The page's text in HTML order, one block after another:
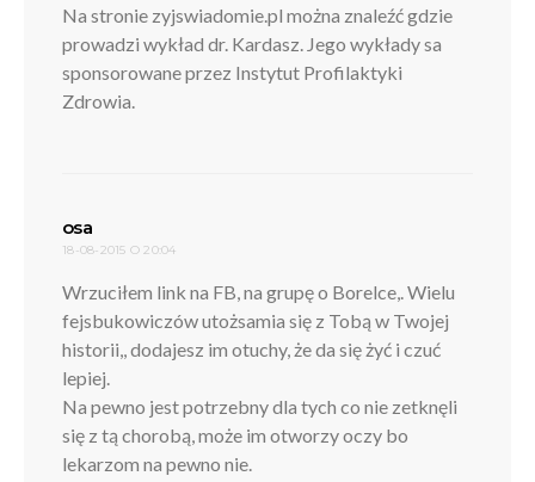
Na stronie zyjswiadomie.pl można znaleźć gdzie
prowadzi wykład dr. Kardasz. Jego wykłady sa
sponsorowane przez Instytut Profilaktyki
Zdrowia.
osa
18-08-2015 O 20:04
Wrzuciłem link na FB, na grupę o Borelce,. Wielu
fejsbukowiczów utożsamia się z Tobą w Twojej
historii,, dodajesz im otuchy, że da się żyć i czuć
lepiej.
Na pewno jest potrzebny dla tych co nie zetknęli
się z tą chorobą, może im otworzy oczy bo
lekarzom na pewno nie.